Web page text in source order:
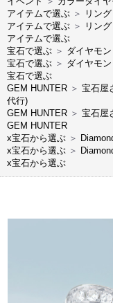
アイテムで選ぶ ＞ リン
アイテムで選ぶ ＞
リン
アイテムで選ぶ
宝石で選ぶ ＞ ダイヤモン
宝石で選ぶ ＞ ダイヤモン
宝石で選ぶ
GEM HUNTER ＞ 宝石屋
代行)
GEM HUNTER ＞ 宝石屋
GEM HUNTER
x宝石から選ぶ ＞
x宝石から選ぶ ＞
x宝石から選ぶ